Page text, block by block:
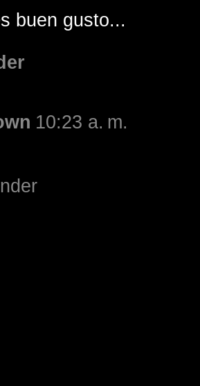
buen gusto...
10:23 a. m.